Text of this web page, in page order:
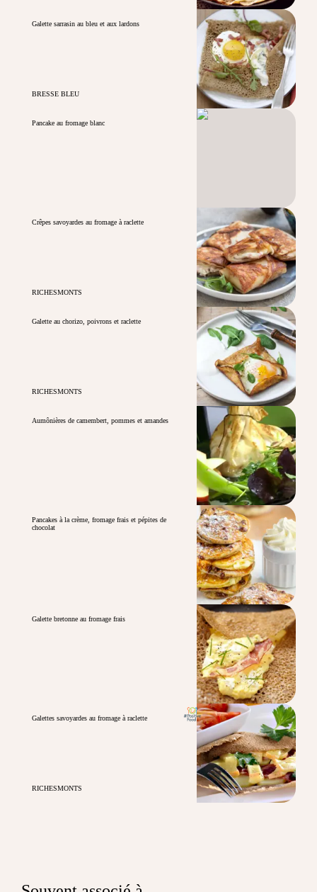
Galette sarrasin au bleu et aux lardons
BRESSE BLEU
Pancake au fromage blanc
Crêpes savoyardes au fromage à raclette
RICHESMONTS
Galette au chorizo, poivrons et raclette
RICHESMONTS
Aumônières de camembert, pommes et amandes
Pancakes à la crème, fromage frais et pépites de
chocolat
Galette bretonne au fromage frais
Galettes savoyardes au fromage à raclette
RICHESMONTS